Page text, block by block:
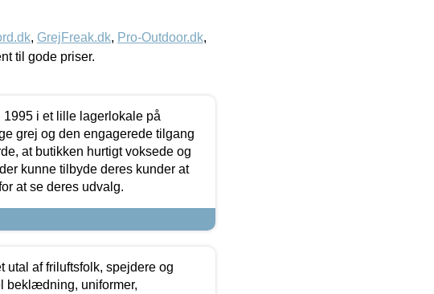
, GrejFreak.dk, Pro-Outdoor.dk,
til gode priser.
i et lille lagerlokale på
grej og den engagerede tilgang
at butikken hurtigt voksede og
kunne tilbyde deres kunder at
at se deres udvalg.
utal af friluftsfolk, spejdere og
beklædning, uniformer,